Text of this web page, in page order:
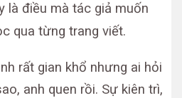
là điều mà tác giả muốn
qua từng trang viết.
rất gian khổ nhưng ai hỏi
anh quen rồi. Sự kiên trì,